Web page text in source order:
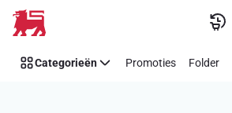
Overslaan
Categorieën Promoties Folder